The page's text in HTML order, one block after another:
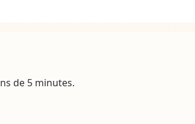
de 5 minutes.